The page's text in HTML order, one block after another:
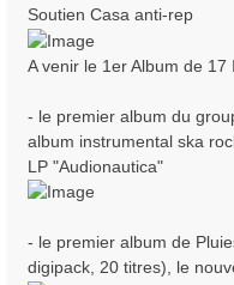
Soutien Casa anti-rep
A venir le 1er Album de 17
- le premier album du
album instrumental ska
LP "Audionautica"
- le premier album de
digipack, 20 titres), le